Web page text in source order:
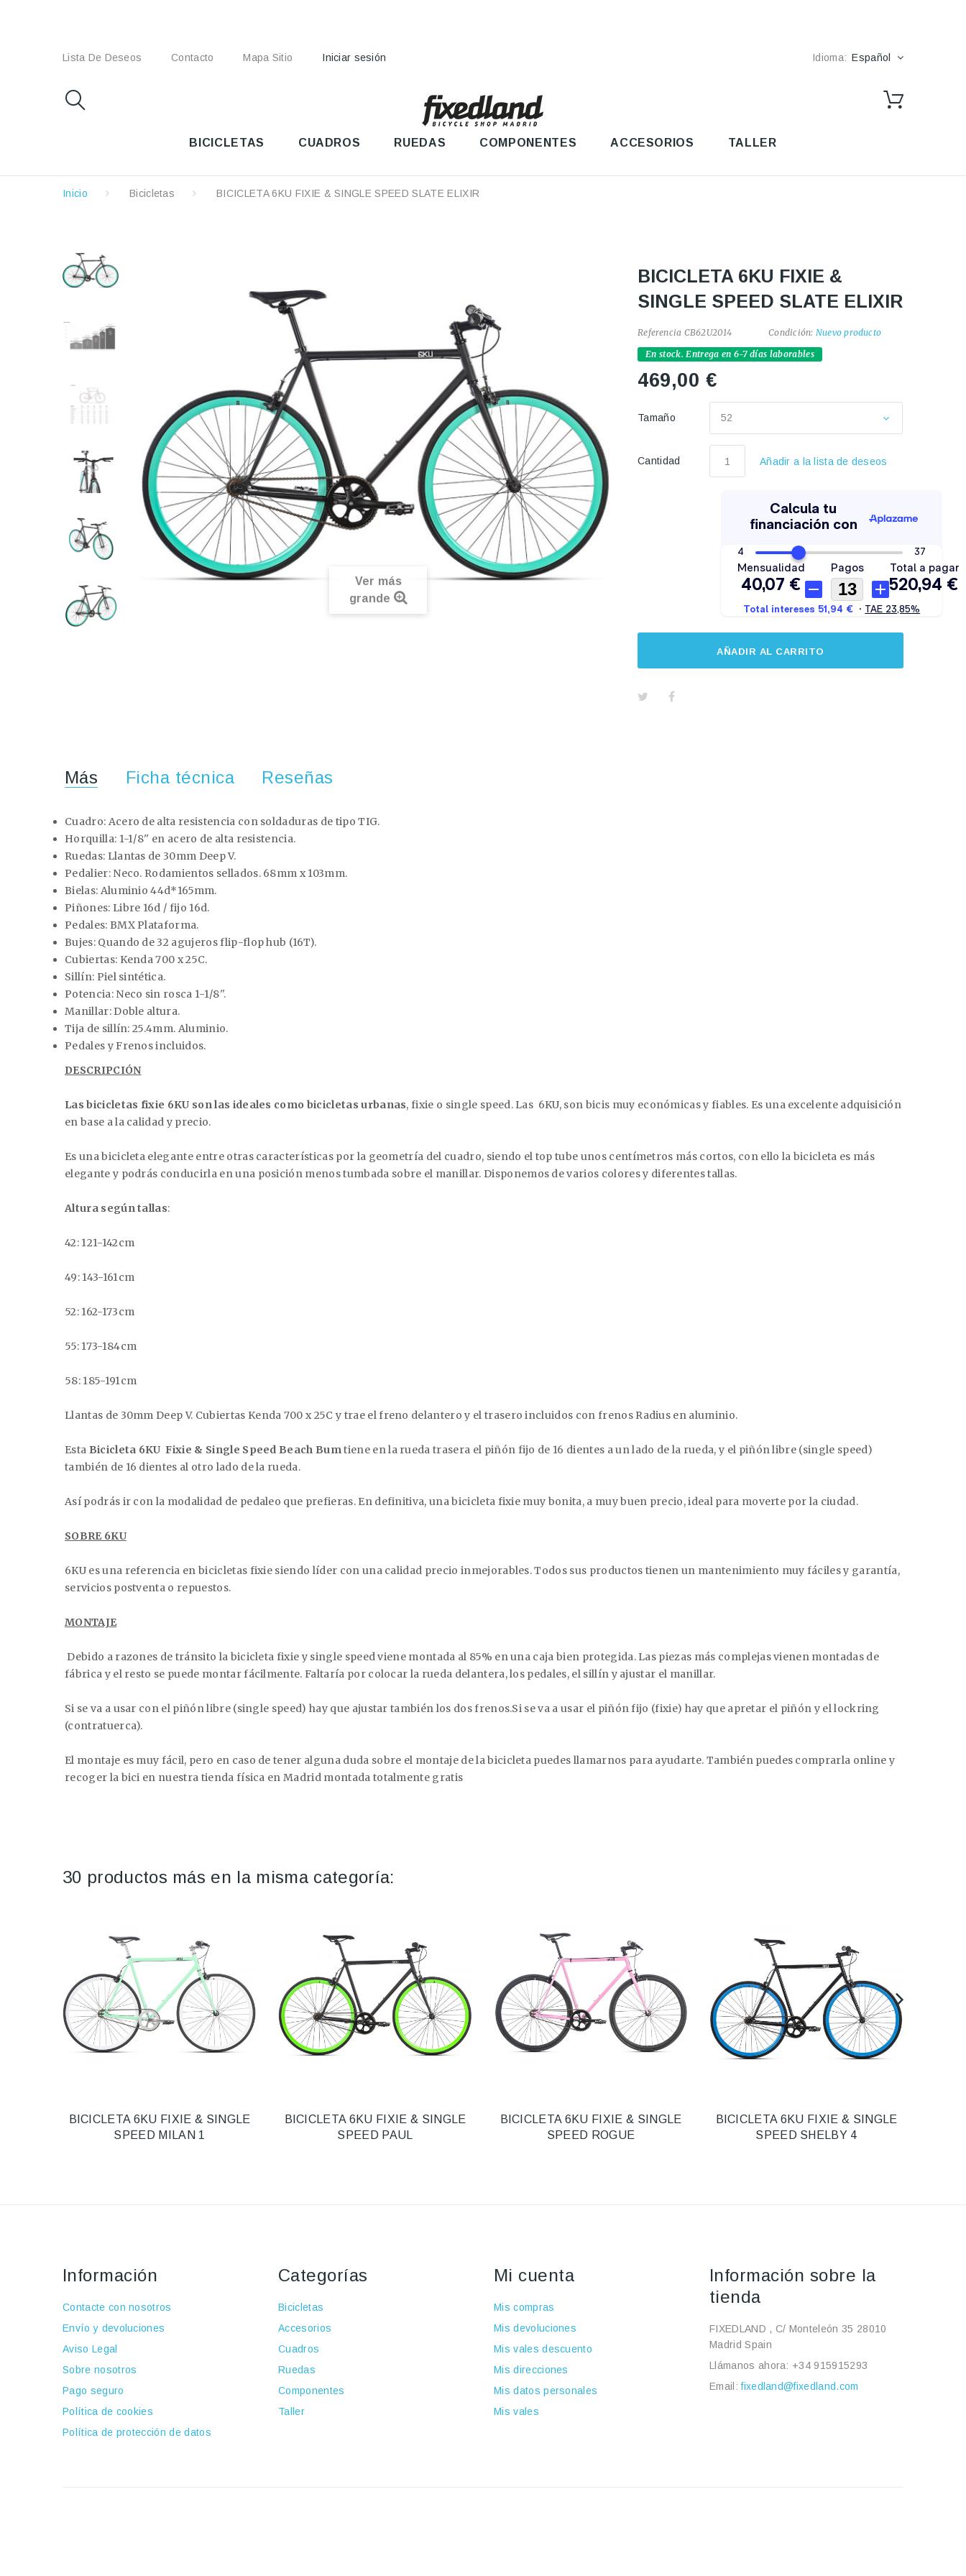
Lista De Deseos Contacto Mapa Sitio Iniciar sesión Idioma: Español
BICICLETAS CUADROS RUEDAS COMPONENTES ACCESORIOS TALLER
Inicio Bicicletas BICICLETA 6KU FIXIE & SINGLE SPEED SLATE ELIXIR
Ver más
grande
BICICLETA 6KU FIXIE &
SINGLE SPEED SLATE ELIXIR
Referencia CB62U2014 Condición: Nuevo producto
En stock. Entrega en 6-7 días laborables
469,00 €
Tamaño 52
Cantidad Añadir a la lista de deseos
AÑADIR AL CARRITO
Más Ficha técnica Reseñas
Cuadro: Acero de alta resistencia con soldaduras de tipo TIG.
Horquilla: 1-1/8'' en acero de alta resistencia.
Ruedas: Llantas de 30mm Deep V.
Pedalier:Neco. Rodamientos sellados. 68mm x 103mm.
Bielas: Aluminio 44d*165mm.
Piñones: Libre 16d / fijo 16d.
Pedales: BMX Plataforma.
Bujes:Quando de 32 agujeros flip-flop hub (16T).
Cubiertas: Kenda 700 x 25C.
Sillín: Piel sintética.
Potencia:Neco sin rosca 1-1/8''.
Manillar:Doble altura.
Tija de sillín:25.4mm. Aluminio.
Pedales y Frenos incluidos.
DESCRIPCIÓN
Las bicicletas fixie 6KU son las ideales como bicicletas urbanas, fixie o single speed. Las 6KU, son bicis muy económicas y fiables. Es una excelente adquisición
en base a la calidad y precio.
Es una bicicleta elegante entre otras características por la geometría del cuadro, siendo el top tube unos centímetros más cortos, con ello la bicicleta es más
elegante y podrás conducirla en una posición menos tumbada sobre el manillar. Disponemos de varios colores y diferentes tallas.
Altura según tallas:
42: 121-142cm
49: 143-161cm
52: 162-173cm
55: 173-184cm
58: 185-191cm
Llantas de 30mm Deep V. Cubiertas Kenda 700 x 25C y trae el freno delantero y el trasero incluidos con frenos Radius en aluminio.
Esta Bicicleta 6KU Fixie & Single Speed Beach Bumtiene en la rueda trasera el piñón fijo de 16 dientes a un lado de la rueda, y el piñón libre (single speed)
también de 16 dientes al otro lado de la rueda.
Así podrás ir con la modalidad de pedaleo que prefieras. En definitiva, una bicicleta fixie muy bonita, a muy buen precio, ideal para moverte por la ciudad.
SOBRE 6KU
6KU es una referencia en bicicletas fixie siendo líder con una calidad precio inmejorables. Todos sus productos tienen un mantenimiento muy fácilesy garantía,
servicios postventa o repuestos.
MONTAJE
Debido a razones de tránsito la bicicleta fixie y single speed viene montada al 85% en una caja bien protegida. Las piezas más complejas vienen montadas de
fábrica y el resto se puede montar fácilmente. Faltaría por colocar la rueda delantera, los pedales, el sillín y ajustar el manillar.
Si se va a usar con el piñón libre (single speed) hay que ajustar también los dos frenos.Si se va a usar el piñón fijo (fixie) hay que apretar el piñón y el lockring
(contratuerca).
El montaje es muy fácil, pero en caso de tener alguna duda sobre el montaje de la bicicleta puedes llamarnos para ayudarte. También puedes comprarla online y
recoger la bici en nuestra tienda física en Madrid montada totalmente gratis
30 productos más en la misma categoría:
BICICLETA 6KU FIXIE & SINGLE
SPEED MILAN 1
BICICLETA 6KU FIXIE & SINGLE
SPEED PAUL
BICICLETA 6KU FIXIE & SINGLE
SPEED ROGUE
BICICLETA 6KU FIXIE & SINGLE
SPEED SHELBY 4
Información
Contacte con nosotros
Envío y devoluciones
Aviso Legal
Sobre nosotros
Pago seguro
Política de cookies
Política de protección de datos
Categorías
Bicicletas
Accesorios
Cuadros
Ruedas
Componentes
Taller
Mi cuenta
Mis compras
Mis devoluciones
Mis vales descuento
Mis direcciones
Mis datos personales
Mis vales
Información sobre la
tienda
FIXEDLAND , C/ Monteleón 35 28010
Madrid Spain
Llámanos ahora: +34 915915293
Email:fixedland@fixedland.com